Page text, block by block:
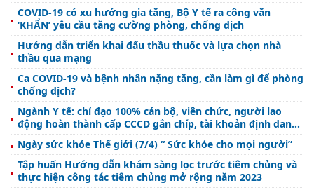
COVID-19 có xu hướng gia tăng, Bộ Y tế ra công văn
‘KHẨN’ yêu cầu tăng cường phòng, chống dịch
Hướng dẫn triển khai đấu thầu thuốc và lựa chọn nhà
thầu qua mạng
Ca COVID-19 và bệnh nhân nặng tăng, cần làm gì để phòng
chống dịch?
Ngành Y tế: chỉ đạo 100% cán bộ, viên chức, người lao
động hoàn thành cấp CCCD gắn chíp, tài khoản định danh
điện tử quốc gia mức độ 2
Ngày sức khỏe Thế giới (7/4) “ Sức khỏe cho mọi người”
Tập huấn Hướng dẫn khám sàng lọc trước tiêm chủng và
thực hiện công tác tiêm chủng mở rộng năm 2023